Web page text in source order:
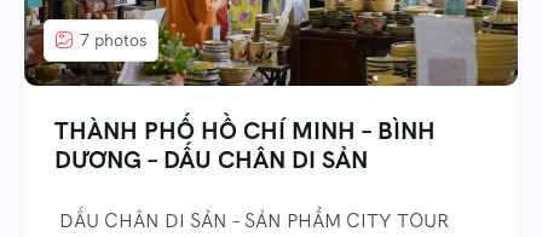
7 photos
THÀNH PHỐ HỒ CHÍ MINH – BÌNH
DƯƠNG – DẤU CHÂN DI SẢN
DẤU CHÂN DI SẢN – SẢN PHẨM CITY TOUR